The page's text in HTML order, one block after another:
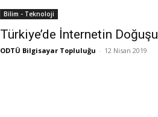
Bilim - Teknoloji
Türkiye’de İnternetin Doğuşu
ODTÜ Bilgisayar Topluluğu - 12 Nisan 2019